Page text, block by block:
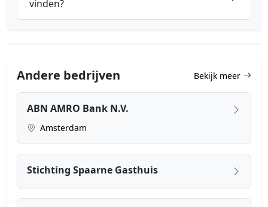
vinden?
Andere bedrijven Bekijk meer
ABN AMRO Bank N.V.
Amsterdam
Stichting Spaarne Gasthuis